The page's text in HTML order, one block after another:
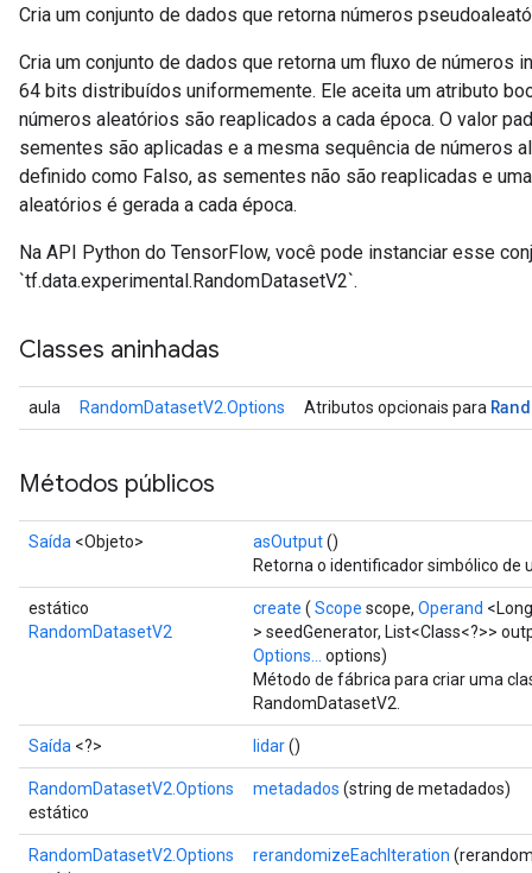
Cria um conjunto de dados que retorna números
Cria um conjunto de dados que retorna um fluxo de
64 bits distribuídos uniformemente. Ele aceita um atributo
números aleatórios são reaplicados a cada época. O valor
sementes são aplicadas e a mesma sequência de números
definido como Falso, as sementes não são reaplicadas e
aleatórios é gerada a cada época.
Na API Python do TensorFlow, você pode instanciar esse
`tf.data.experimental.RandomDatasetV2`.
Classes aninhadas
aula RandomDatasetV2.Options Atributos opcionais para
Métodos públicos
Saída <Objeto> asOutput()
Retorna o identificador simbólico de
estático
RandomDatasetV2
create ( Scope scope, Operand
> seedGenerator, List<Class<?>>
Options...
options)
Método de fábrica para criar uma
RandomDatasetV2.
Saída <?> lidar()
RandomDatasetV2.Options
estático
metadados (string de metadados)
RandomDatasetV2.Options
rerandomizeEachIteration